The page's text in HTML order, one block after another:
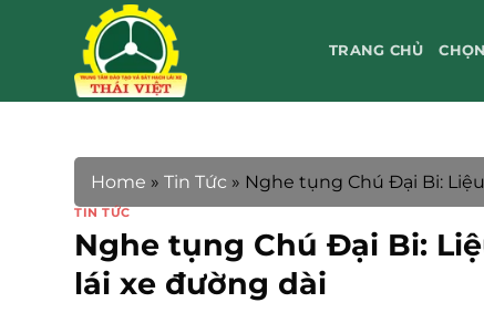
TRANG CHỦ
Home » Tin Tức » Nghe tụng Chú Đại Bi:
TIN TỨC
Nghe tụng Chú Đại Bi:
lái xe đường dài